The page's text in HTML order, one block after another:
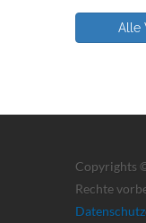
Alle
Copyrights
Rechte